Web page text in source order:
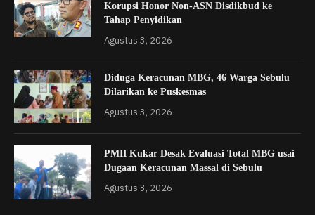
Korupsi Honor Non-ASN Disdikbud ke
Tahap Penyidikan
Agustus 3, 2026
Diduga Keracunan MBG, 46 Warga Sebulu
Dilarikan ke Puskesmas
Agustus 3, 2026
PMII Kukar Desak Evaluasi Total MBG usai
Dugaan Keracunan Massal di Sebulu
Agustus 3, 2026